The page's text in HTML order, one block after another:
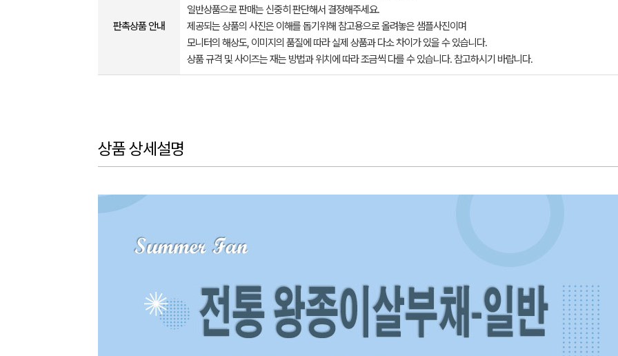
판촉상품 안내
일반상품으로 판매는 신중히 판단해서 결정해주세요.
제공되는 상품의 사진은 이해를 돕기위해 참고용으로 올려놓은 샘플사진이며
모니터의 해상도, 이미지의 품질에 따라 실제 상품과 다소 차이가 있을 수 있습니다.
상품 규격 및 사이즈는 재는 방법과 위치에 따라 조금씩 다를 수 있습니다. 참고하시기 바랍니다.
상품 상세설명